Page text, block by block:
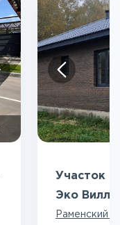
Участок 5
Эко
Раменский